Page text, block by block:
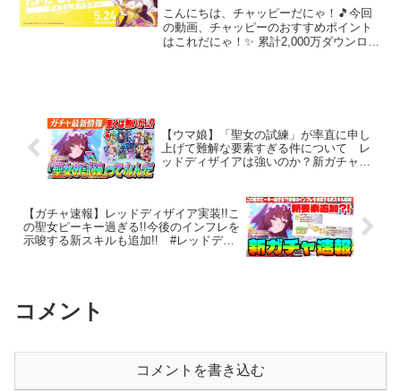
井青空］【5月24日(金)公開】
こんにちは、チャッピーだにゃ！🎵今回
の動画、チャッピーのおすすめポイント
はこれだにゃ！✨ 累計2,000万ダウンロー
【ウマ娘】「聖女の試練」が率直に申し
上げて難解な要素すぎる件について レ
ッドディザイアは強いのか？新ガチャ性
【ガチャ速報】レッドディザイア実装!!こ
の聖女ピーキー過ぎる!!今後のインフレを
示唆する新スキルも追加!! #レッドディ
コメント
コメントを書き込む